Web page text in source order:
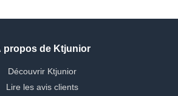
propos de Ktjunior
Découvrir Ktjunior
Lire les avis clients